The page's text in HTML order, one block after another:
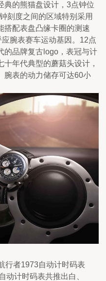
典的熊猫盘设计，3点钟位
刻度之间的区域特别采用
搭配表盘凸缘卡圈的测速
腕表赛车运动基因。12点
的品牌复古logo，表冠与计
年代典型的蘑菇头设计，
腕表的动力储存可达60小
行者1973自动计时码表
动计时码表共推出白、